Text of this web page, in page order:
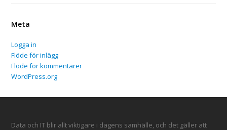
Meta
Logga in
Flöde för inlägg
Flöde för kommentarer
WordPress.org
Data och IT blir allt viktigare i dagens samhälle, och det gäller att